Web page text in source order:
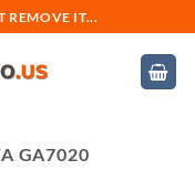
REMOVE IT...
GA7020